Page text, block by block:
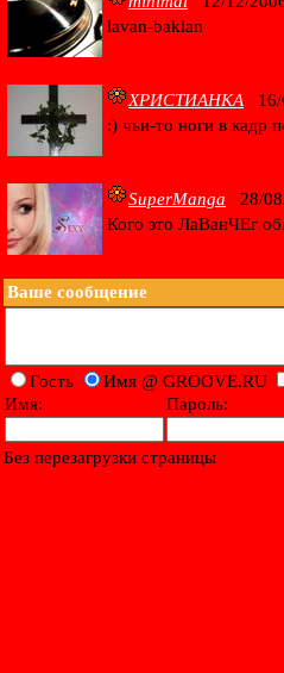
lavan-baklan
ХРИСТИАНКА 16/
:) чьи-то ноги в кадр
SuperManga 28/
Кого это ЛаВанЧЕг
Ваше сообщение
Гость
Имя @ GROOVE.RU
Имя:
Пароль:
Без перезагрузки страницы